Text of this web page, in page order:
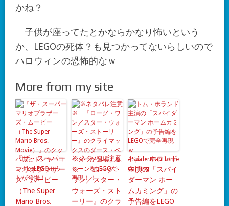
かね？
子供が座ってたとかならかなり怖いという
か、LEGOの死体？も見つかってないらしいので
ハロウィンの恐怖的なｗ
More from my site
『ザ・スーパー
マリオブラザー
ズ・ムービー
（The Super
Mario Bros.
※ネタバレ注意
※ 『ローグ・
ワン／スター・
ウォーズ・スト
ーリー』のクラ
トム・ホランド
主演の「スパイ
ダーマン ホー
ムカミング」の
予告編をLEGO